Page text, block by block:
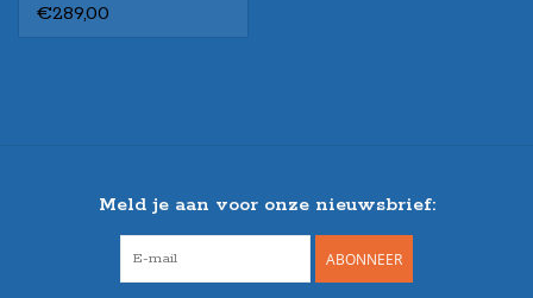
€289,00
Meld je aan voor onze nieuwsbrief:
ABONNEER